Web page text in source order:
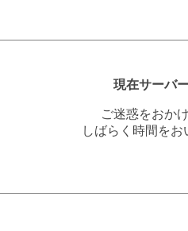
現在サーバ
ご迷惑をおか
しばらく時間を